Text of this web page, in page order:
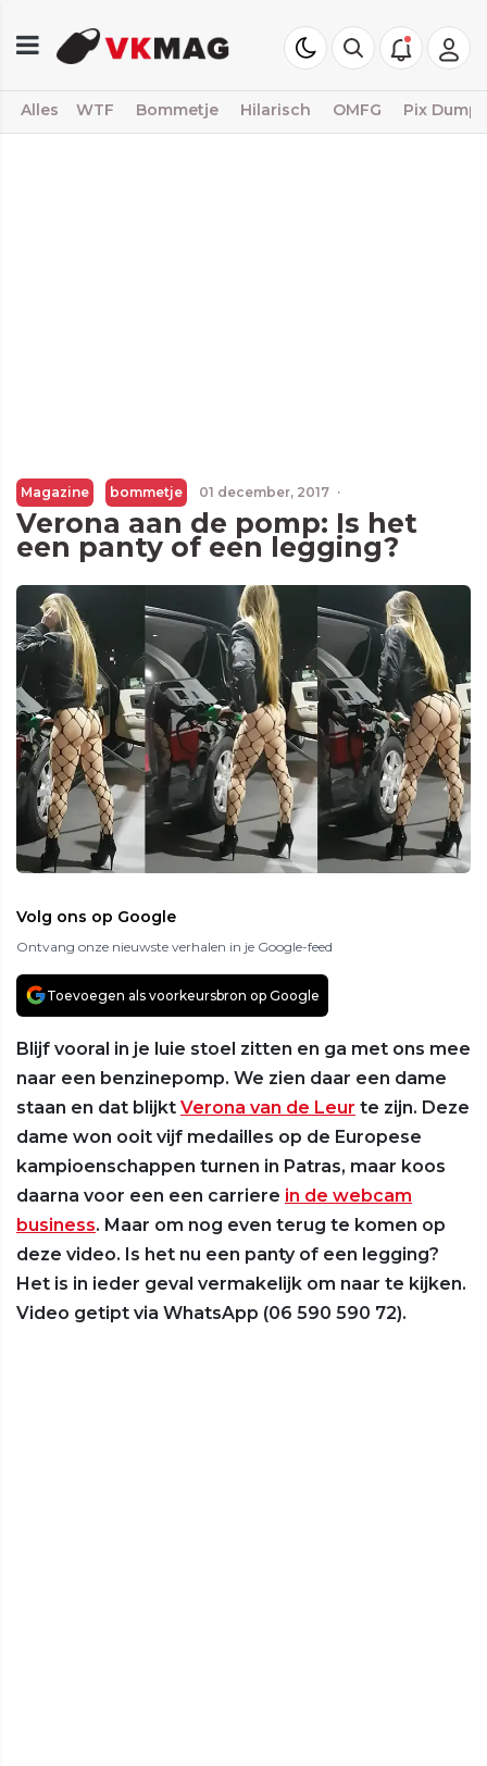
Alles WTF Bommetje Hilarisch OMFG Pix Dump
Magazine bommetje 01 december, 2017 ·
Verona aan de pomp: Is het
een panty of een legging?
Volg ons op Google
Ontvang onze nieuwste verhalen in je Google-feed
Toevoegen als voorkeursbron op Google
Blijf vooral in je luie stoel zitten en ga met ons mee
naar een benzinepomp. We zien daar een dame
staan en dat blijkt Verona van de Leur te zijn. Deze
dame won ooit vijf medailles op de Europese
kampioenschappen turnen in Patras, maar koos
daarna voor een een carriere in de webcam
business. Maar om nog even terug te komen op
deze video. Is het nu een panty of een legging?
Het is in ieder geval vermakelijk om naar te kijken.
Video getipt via WhatsApp (06 590 590 72).